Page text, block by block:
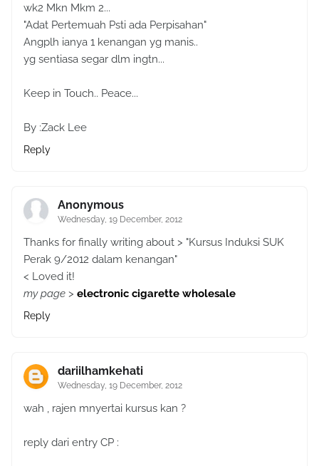
wk2 Mkn Mkm 2...
"Adat Pertemuah Psti ada Perpisahan"
Angplh ianya 1 kenangan yg manis..
yg sentiasa segar dlm ingtn...
Keep in Touch.. Peace...
By :Zack Lee
Reply
Anonymous
Wednesday, 19 December, 2012
Thanks for finally writing about > "Kursus Induksi SUK
Perak 9/2012 dalam kenangan"
< Loved it!
my page > electronic cigarette wholesale
Reply
dariilhamkehati
Wednesday, 19 December, 2012
wah , rajen mnyertai kursus kan ?
reply dari entry CP :